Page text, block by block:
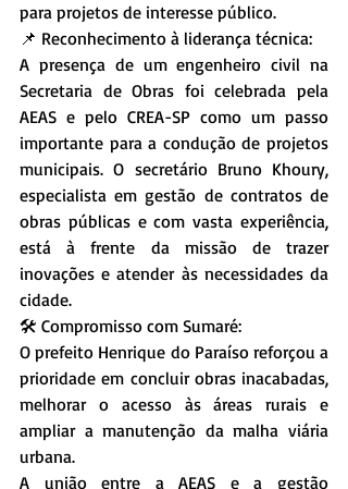
para projetos de interesse público.
📌 Reconhecimento à liderança técnica:
A presença de um engenheiro civil na
Secretaria de Obras foi celebrada pela
AEAS e pelo CREA-SP como um passo
importante para a condução de projetos
municipais. O secretário Bruno Khoury,
especialista em gestão de contratos de
obras públicas e com vasta experiência,
está à frente da missão de trazer
inovações e atender às necessidades da
cidade.
🛠 Compromisso com Sumaré:
O prefeito Henrique do Paraíso reforçou a
prioridade em concluir obras inacabadas,
melhorar o acesso às áreas rurais e
ampliar a manutenção da malha viária
urbana.
A união entre a AEAS e a gestão